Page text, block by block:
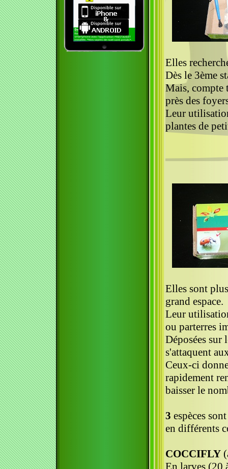
Elles
Dès le 3ème
Mais, compte
près des
Leur
plantes de
Elles sont
grand espace.
Leur
ou parterres
Déposées sur
s'attaquent
Ceux-ci
rapidement
baisser le
3 espèces
en différents
COCCIFLY